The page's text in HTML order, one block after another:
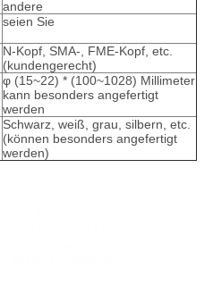
andere
seien Sie
N-Kopf, SMA-, FME-Kopf, etc.
(kundengerecht)
φ (15~22) * (100~1028) Millimeter
kann besonders angefertigt
werden
Schwarz, weiß, grau, silbern, etc.
(können besonders angefertigt
werden)